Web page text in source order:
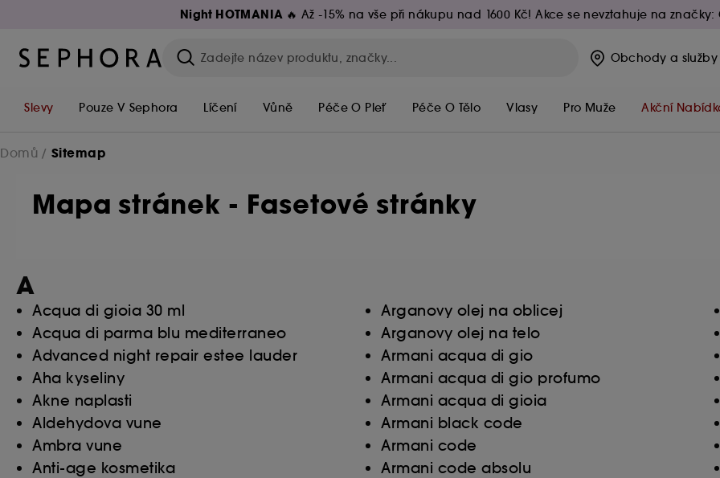
Night HOTMANIA 🔥 Až -15% na vše při nákupu nad 1600 Kč! Akce se nevztahuje na značky:
Obchody a služby
Slevy Pouze V Sephora Líčení Vůně Péče O Pleť Péče O Tělo Vlasy Pro Muže Akční
Domů Sitemap
Mapa stránek - Fasetové stránky
A
Acqua di gioia 30 ml
Acqua di parma blu mediterraneo
Advanced night repair estee lauder
Aha kyseliny
Akne naplasti
Aldehydova vune
Ambra vune
Anti-age kosmetika
Arganovy olej na oblicej
Arganovy olej na telo
Armani acqua di gio
Armani acqua di gio profumo
Armani acqua di gioia
Armani black code
Armani code
Armani code absolu